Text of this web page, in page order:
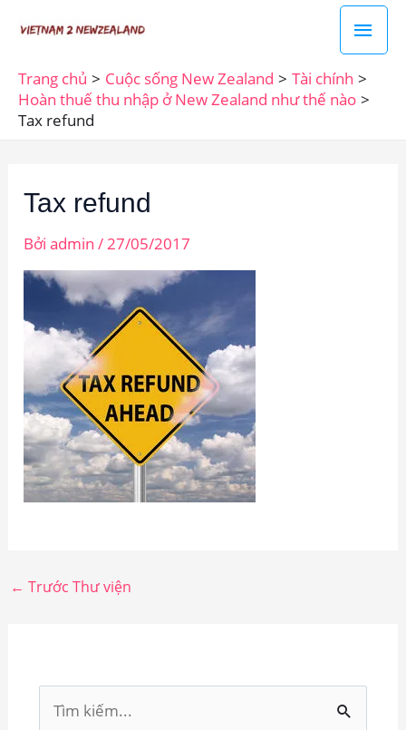
dung
Trang chủ Cuộc sống New Zealand
Tài chính
Hoàn thuế thu nhập ở New Zealand như thế nào
Tax refund
Tax refund
Bởiadmin/27/05/2017
← Trước Thư viện